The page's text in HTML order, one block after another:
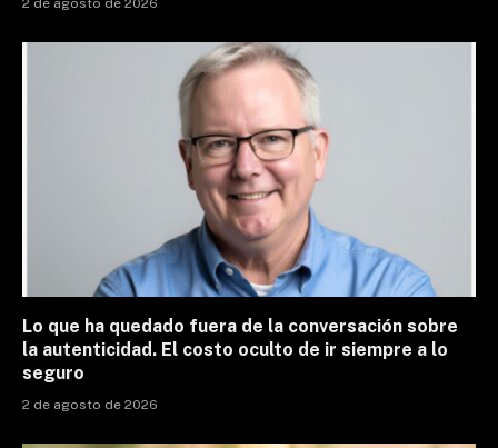
2 de agosto de 2026
Lo que ha quedado fuera de la conversación sobre
la autenticidad. El costo oculto de ir siempre a lo
seguro
2 de agosto de 2026